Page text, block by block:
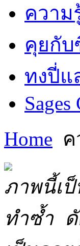
ความ
คุยกั
ทงปี่แ
Sages
Home
ภาพนี้เป็
ทำซ้ำ